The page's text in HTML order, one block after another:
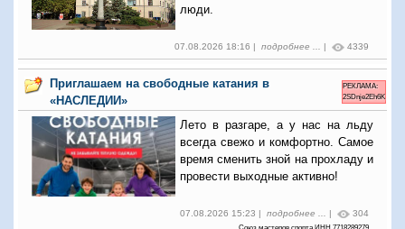
люди.
07.08.2026 18:16 | подробнее ... | 4339
Приглашаем на свободные катания в
«НАСЛЕДИИ»
РЕКЛАМА:
2SDnje2Eh6K
Лето в разгаре, а у нас на льду
всегда свежо и комфортно. Самое
время сменить зной на прохладу и
провести выходные активно!
07.08.2026 15:23 | подробнее ... 304